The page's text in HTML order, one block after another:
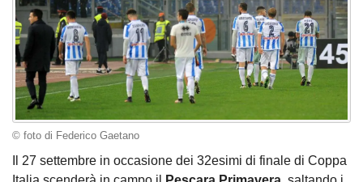
© foto di Federico Gaetano
Il 27 settembre in occasione dei 32esimi di finale di Coppa